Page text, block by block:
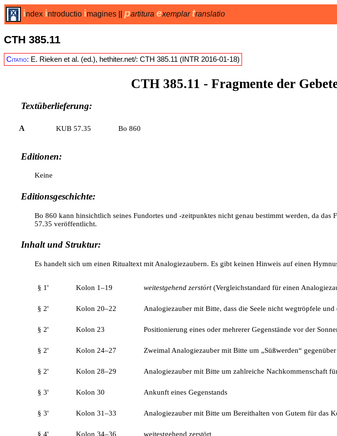
index introductio imagines partitura exemplar translatio
CTH 385.11
Citatio: E. Rieken et al. (ed.), hethiter.net/: CTH 385.11 (INTR 2016-01-18)
CTH 385.11 - Fragmente der
Textüberlieferung:
A KUB 57.35 Bo 860
Editionen:
Keine
Editionsgeschichte:
Bo 860 kann hinsichtlich seines Fundortes und -zeitpunktes nicht genau bestimmt werden, da
57.35 veröffentlicht.
Inhalt und Struktur:
Es handelt sich um einen Ritualtext mit Analogiezaubern. Es gibt keinen Hinweis auf einen
§ 1' Kolon 1–19 weitestgehend zerstört(Vergleichstandard für einen
§ 2' Kolon 20–22 Analogiezauber mit Bitte, dass die Seele nicht wegtröpfele und
§ 2' Kolon 23 Positionierung eines oder mehrerer Gegenstände vor der
§ 2' Kolon 24–27 Zweimal Analogiezauber mit Bitte um „Süßwerden“
§ 2' Kolon 28–29 Analogiezauber mit Bitte um zahlreiche Nachkommenschaft
§ 3' Kolon 30 Ankunft eines Gegenstands
§ 3' Kolon 31–33 Analogiezauber mit Bitte um Bereithalten von Gutem für das
§ 4' Kolon 34–36 weitestgehend zerstört